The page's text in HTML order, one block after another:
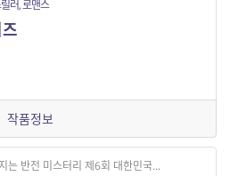
러, 로맨스
작품정보
는 반전 미스터리 제6회 대한민국...